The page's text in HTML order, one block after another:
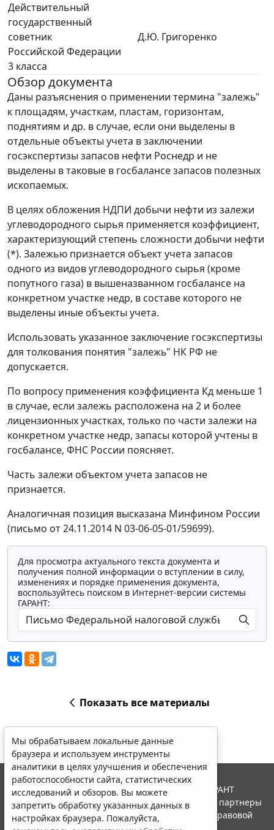
Действительный
государственный
советник
Российской Федерации
3 класса
Д.Ю. Григоренко
Обзор документа
Даны разъяснения о применении термина "залежь"
к площадям, участкам, пластам, горизонтам,
поднятиям и др. в случае, если они выделены в
отдельные объекты учета в заключении
госэкспертизы запасов нефти Роснедр и не
выделены в таковые в госбалансе запасов полезных
ископаемых.
В целях обложения НДПИ добычи нефти из залежи
углеводородного сырья применяется коэффициент,
характеризующий степень сложности добычи нефти
(*). Залежью признается объект учета запасов
одного из видов углеводородного сырья (кроме
попутного газа) в вышеназванном госбалансе на
конкретном участке недр, в составе которого не
выделены иные объекты учета.
Использовать указанное заключение госэкспертизы
для толкования понятия "залежь" НК РФ не
допускается.
По вопросу применения коэффициента Кд меньше 1
в случае, если залежь расположена на 2 и более
лицензионных участках, только по части залежи на
конкретном участке недр, запасы которой учтены в
госбалансе, ФНС России поясняет.
Часть залежи объектом учета запасов не
признается.
Аналогичная позиция высказана Минфином России
(письмо от 24.11.2014 N 03-06-05-01/59699).
Для просмотра актуального текста документа и
получения полной информации о вступлении в силу,
изменениях и порядке применения документа,
воспользуйтесь поиском в Интернет-версии системы
ГАРАНТ:
Показать все материалы
Мы обрабатываем локальные данные
браузера и используем инструменты
аналитики в целях улучшения и обеспечения
работоспособности сайта, статистических
исследований и обзоров. Вы можете
запретить обработку указанных данных в
настройках браузера. Пожалуйста,
© ООО "НПП "ГАРАНТ-СЕРВИС", 2026. Система ГАРАНТ
выпускается с 1990 года. Компания "Гарант" и ее партнеры
являются участниками Российской ассоциации правовой